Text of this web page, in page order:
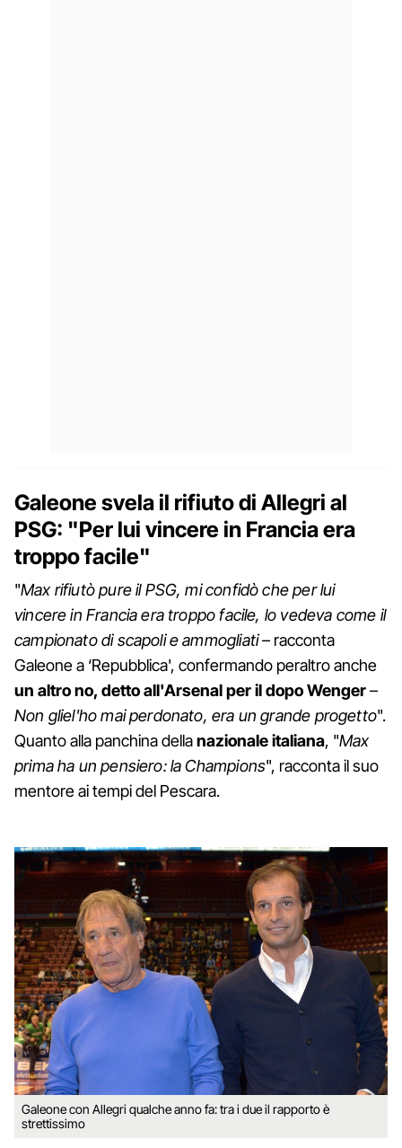
Galeone svela il rifiuto di Allegri al
PSG: "Per lui vincere in Francia era
troppo facile"
"Max rifiutò pure il PSG, mi confidò che per lui
vincere in Francia era troppo facile, lo vedeva come il
campionato di scapoli e ammogliati– racconta
Galeone a ‘Repubblica', confermando peraltro anche
un altro no, detto all'Arsenal per il dopo Wenger–
Non gliel'ho mai perdonato, era un grande progetto".
Quanto alla panchina dellanazionale italiana, "Max
prima ha un pensiero: la Champions", racconta il suo
mentore ai tempi del Pescara.
Galeone con Allegri qualche anno fa: tra i due il rapporto è
strettissimo